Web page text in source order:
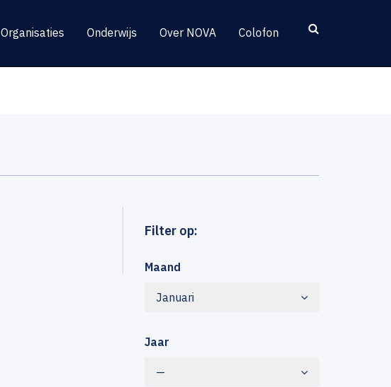
Organisaties Onderwijs Over NOVA Colofon
Filter op:
Maand
Januari
Jaar
—